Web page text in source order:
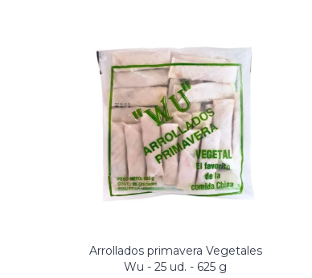
Arrollados primavera Vegetales
Wu - 25 ud. - 625 g